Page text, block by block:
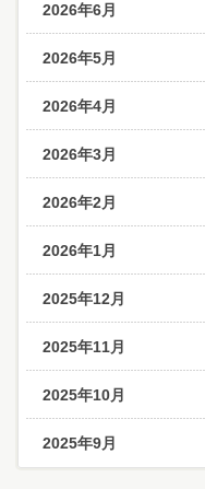
2026年6月
2026年5月
2026年4月
2026年3月
2026年2月
2026年1月
2025年12月
2025年11月
2025年10月
2025年9月